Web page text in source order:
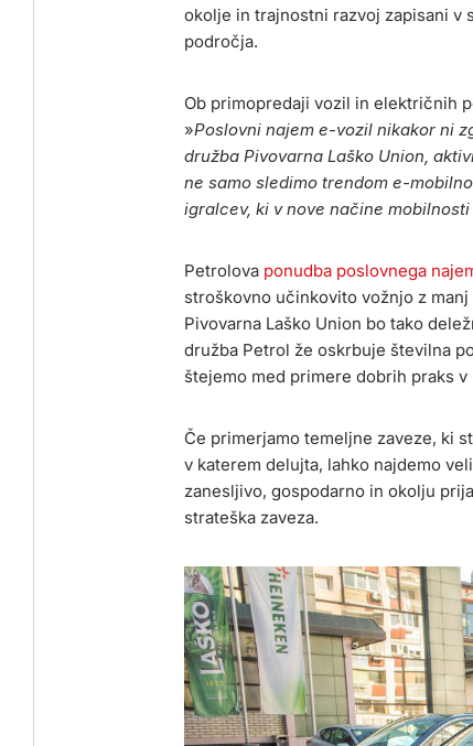
okolje in trajnostni razvoj zapisani v
področja.
Ob primopredaji vozil in električnih
»Poslovni najem e-vozil nikakor ni
družba Pivovarna Laško Union,
ne samo sledimo trendom e-
igralcev, ki v nove načine
Petrolova ponudba poslovnega
stroškovno učinkovito vožnjo z
Pivovarna Laško Union bo tako
družba Petrol že oskrbuje številna
štejemo med primere dobrih praks
Če primerjamo temeljne zaveze, ki
v katerem delujta, lahko najdemo
zanesljivo, gospodarno in okolju
strateška zaveza.